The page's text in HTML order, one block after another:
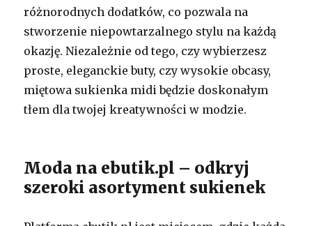
różnorodnych dodatków, co pozwala na
stworzenie niepowtarzalnego stylu na każdą
okazję. Niezależnie od tego, czy wybierzesz
proste, eleganckie buty, czy wysokie obcasy,
miętowa sukienka midi będzie doskonałym
tłem dla twojej kreatywności w modzie.
Moda na ebutik.pl – odkryj
szeroki asortyment sukienek